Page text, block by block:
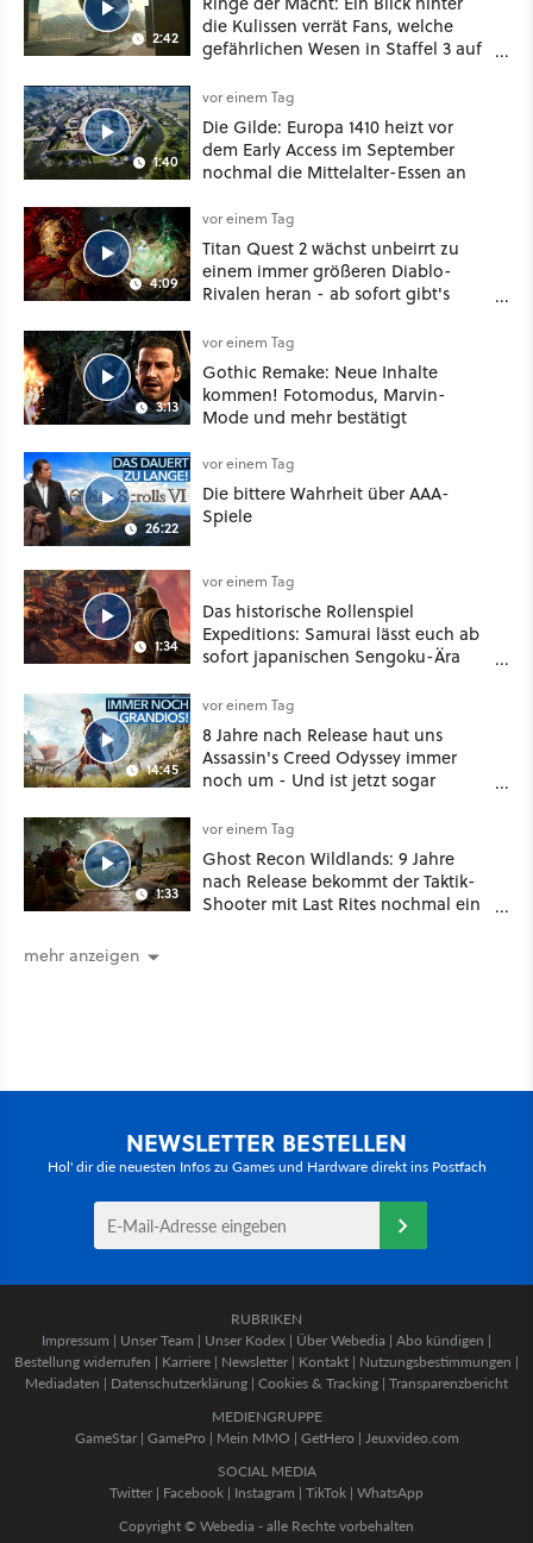
2:42
die Kulissen verrät Fans, welche
gefährlichen Wesen in Staffel 3 auf
1:40
vor einem Tag
Die Gilde: Europa 1410 heizt vor
dem Early Access im September
nochmal die Mittelalter-Essen an
4:09
vor einem Tag
Titan Quest 2 wächst unbeirrt zu
einem immer größeren Diablo-
Rivalen heran - ab sofort gibt's
Klasse
3:13
vor einem Tag
Gothic Remake: Neue Inhalte
kommen! Fotomodus, Marvin-
Mode und mehr bestätigt
26:22
vor einem Tag
Die bittere Wahrheit über AAA-
Spiele
1:34
vor einem Tag
Das historische Rollenspiel
Expeditions: Samurai lässt euch ab
sofort japanischen Sengoku-Ära
oder Diplomatie
14:45
vor einem Tag
8 Jahre nach Release haut uns
Assassin's Creed Odyssey immer
noch um - Und ist jetzt sogar
1:33
vor einem Tag
Ghost Recon Wildlands: 9 Jahre
nach Release bekommt der Taktik-
Shooter mit Last Rites nochmal ein
mehr anzeigen
NEWSLETTER BESTELLEN
Hol' dir die neuesten Infos zu Games und Hardware direkt ins Postfach
RUBRIKEN
Impressum | Unser Team | Unser Kodex | Über Webedia | Abo kündigen |
Bestellung widerrufen | Karriere | Newsletter | Kontakt | Nutzungsbestimmungen |
Mediadaten | Datenschutzerklärung | Cookies & Tracking | Transparenzbericht
MEDIENGRUPPE
GameStar| GamePro | Mein MMO | GetHero | Jeuxvideo.com
SOCIAL MEDIA
Twitter | Facebook | Instagram | TikTok | WhatsApp
Copyright © Webedia - alle Rechte vorbehalten